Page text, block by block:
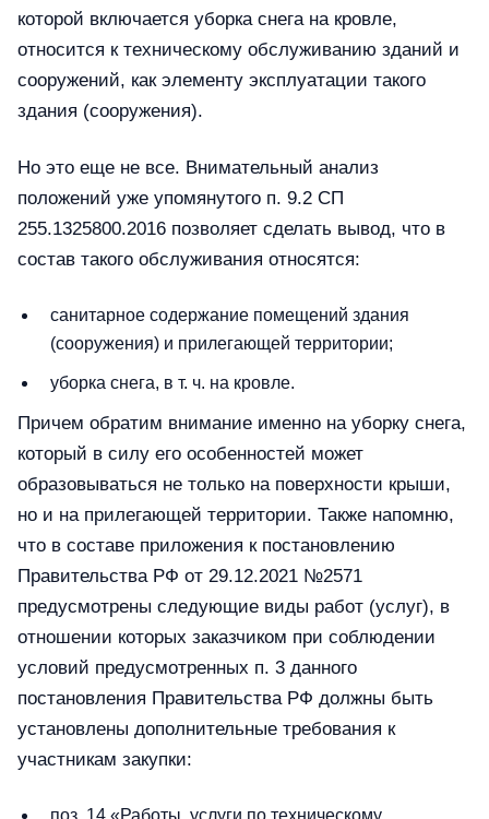
которой включается уборка снега на кровле,
относится к техническому обслуживанию зданий и
сооружений, как элементу эксплуатации такого
здания (сооружения).
Но это еще не все. Внимательный анализ
положений уже упомянутого п. 9.2 СП
255.1325800.2016 позволяет сделать вывод, что в
состав такого обслуживания относятся:
санитарное содержание помещений здания
(сооружения) и прилегающей территории;
уборка снега, в т. ч. на кровле.
Причем обратим внимание именно на уборку снега,
который в силу его особенностей может
образовываться не только на поверхности крыши,
но и на прилегающей территории. Также напомню,
что в составе приложения к постановлению
Правительства РФ от 29.12.2021 №2571
предусмотрены следующие виды работ (услуг), в
отношении которых заказчиком при соблюдении
условий предусмотренных п. 3 данного
постановления Правительства РФ должны быть
установлены дополнительные требования к
участникам закупки:
поз. 14 «Работы, услуги по техническому